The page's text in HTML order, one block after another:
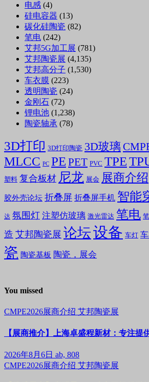
电感 (4)
硅电容器 (13)
碳化硅陶瓷 (82)
笔电 (242)
艾邦5G加工展 (781)
艾邦陶瓷展 (4,135)
艾邦高分子 (1,530)
车衣膜 (223)
透明陶瓷 (24)
金刚石 (72)
锂电池 (1,238)
陶瓷轴承 (78)
3D打印 3D打印陶瓷 3D玻璃
MLCC PC PE PET PVC TPE
塑料 复合板材 尼龙 展会 展商介绍
胶外壳论坛 折叠屏 折叠屏手机 智能
达 氛围灯 注塑仿玻璃 激光雷达 笔电
造 艾邦陶瓷展 论坛设备 车灯
瓷 陶瓷基板 陶瓷，展会
You missed
CMPE2026展商介绍 艾邦陶瓷展
【展商推介】上海卓盛程新材：专注提
2026年8月6日 ab, 808
CMPE2026展商介绍 艾邦陶瓷展